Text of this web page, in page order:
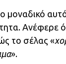
μοναδικό
Ανέφερε
το σέλας «
».